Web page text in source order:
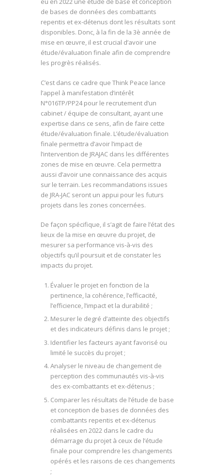
de bases de données des combattants
repentis et ex-détenus dont les résultats sont
disponibles. Donc, à la fin de la 3è année de
mise en œuvre, il est crucial d’avoir une
étude/évaluation finale afin de comprendre
les progrès réalisés.
C’est dans ce cadre que Think Peace lance
l’appel à manifestation d’intérêt
N°016TP/PP24 pour le recrutement d’un
cabinet / équipe de consultant, ayant une
expertise dans ce sens, afin de faire cette
étude/évaluation finale. L’étude/évaluation
finale permettra d’avoir l’impact de
l’intervention de JRAJAC dans les différentes
zones de mise en œuvre. Cela permettra
aussi d’avoir une connaissance des acquis
sur le terrain. Les recommandations issues
de JRA-JAC seront un appui pour les futurs
projets dans les zones concernées.
De façon spécifique, il s’agit de faire l’état des
lieux de la mise en œuvre du projet, de
mesurer sa performance vis-à-vis des
objectifs qu’il poursuit et de constater les
impacts du projet.
Évaluer le projet en fonction de la
pertinence, la cohérence, l’efficacité,
l’efficience, l’impact et la durabilité ;
Mesurer le degré d’atteinte des objectifs
et des indicateurs définis dans le projet ;
Identifier les facteurs ayant favorisé ou
limité le succès du projet ;
Analyser le niveau de changement de
perception des communautés vis-à-vis
des ex-combattants et ex-détenus ;
Comparer les résultats de l’étude de base
et conception de bases de données des
combattants repentis et ex-détenus
réalisées en 2022 dans le cadre du
démarrage du projet à ceux de l’étude
finale pour comprendre les changements
opérés et les raisons de ces changements
;